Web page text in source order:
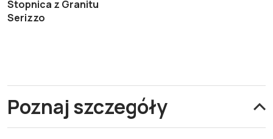
Stopnica z Granitu
Serizzo
Poznaj szczegóły